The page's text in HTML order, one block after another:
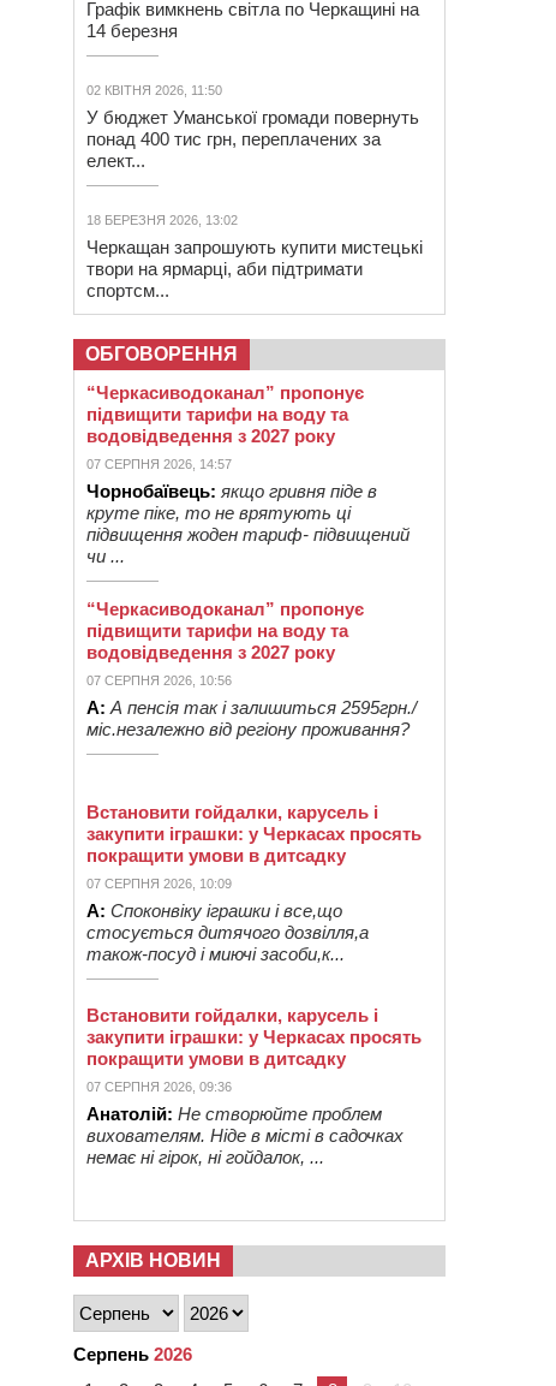
Графік вимкнень світла по Черкащині на
14 березня
02 КВІТНЯ 2026, 11:50
У бюджет Уманської громади повернуть
понад 400 тис грн, переплачених за
елект...
18 БЕРЕЗНЯ 2026, 13:02
Черкащан запрошують купити мистецькі
твори на ярмарці, аби підтримати
спортсм...
ОБГОВОРЕННЯ
“Черкасиводоканал” пропонує
підвищити тарифи на воду та
водовідведення з 2027 року
07 СЕРПНЯ 2026, 14:57
Чорнобаївець: якщо гривня піде в
круте піке, то не врятують ці
підвищення жоден тариф- підвищений
чи ...
“Черкасиводоканал” пропонує
підвищити тарифи на воду та
водовідведення з 2027 року
07 СЕРПНЯ 2026, 10:56
А: А пенсія так і залишиться 2595грн./
міс.незалежно від регіону проживання?
Встановити гойдалки, карусель і
закупити іграшки: у Черкасах просять
покращити умови в дитсадку
07 СЕРПНЯ 2026, 10:09
А: Споконвіку іграшки і все,що
стосується дитячого дозвілля,а
також-посуд і миючі засоби,к...
Встановити гойдалки, карусель і
закупити іграшки: у Черкасах просять
покращити умови в дитсадку
07 СЕРПНЯ 2026, 09:36
Анатолій: Не створюйте проблем
вихователям. Ніде в місті в садочках
немає ні гірок, ні гойдалок, ...
АРХІВ НОВИН
Серпень 2026